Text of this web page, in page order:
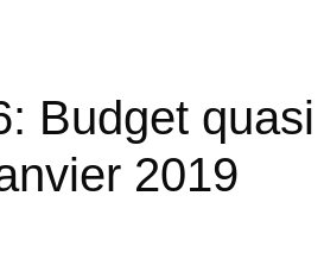
Budget
2019